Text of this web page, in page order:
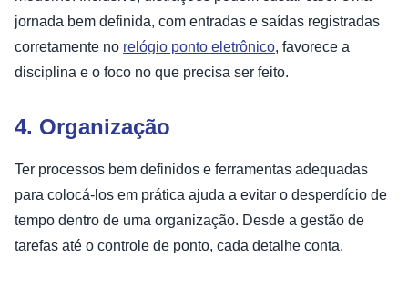
jornada bem definida, com entradas e saídas registradas
corretamente no relógio ponto eletrônico, favorece a
disciplina e o foco no que precisa ser feito.
4. Organização
Ter processos bem definidos e ferramentas adequadas
para colocá-los em prática ajuda a evitar o desperdício de
tempo dentro de uma organização. Desde a gestão de
tarefas até o controle de ponto, cada detalhe conta.